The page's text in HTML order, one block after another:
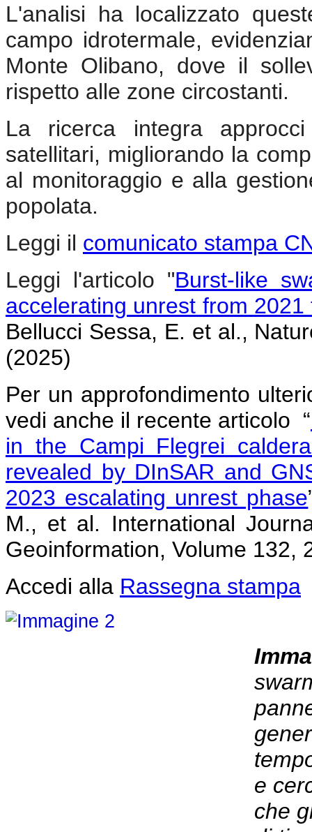
L'analisi ha localizzato
campo idrotermale,
Monte Olibano, dove il
rispetto alle zone circostanti.
La ricerca integra
satellitari, migliorando la
al monitoraggio e alla
popolata.
Leggi il comunicato stampa
Leggi l'articolo "Burst-like
accelerating unrest from 2021
Bellucci Sessa, E. et al.,
(2025)
Per un approfondimento
vedi anche il recente articolo “
in the Campi Flegrei
revealed by DInSAR and
2023 escalating unrest phase
M., et al. International
Geoinformation, Volume 132,
Accedi alla Rassegna stampa
e
che